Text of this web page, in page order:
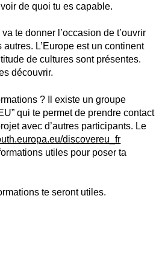
de quoi tu es capable.
te donner l’occasion de t’ouvrir
L’Europe est un continent
de cultures sont présentes.
découvrir.
? Il existe un groupe
qui te permet de prendre contact
avec d’autres participants. Le
discovereu_fr
utiles pour poser ta
te seront utiles.